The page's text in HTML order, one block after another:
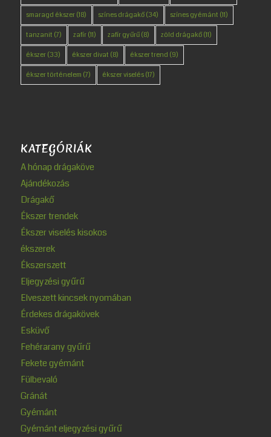
smaragd ékszer(18) színes drágakő(34) színes gyémánt (11)
tanzanit (7) zafír(11) zafír gyűrű(8) zöld drágakő(11)
ékszer(33) ékszer divat (8) ékszer trend (9)
ékszer történelem (7) ékszer viselés(17)
KATEGÓRIÁK
A hónap drágaköve
Ajándékozás
Drágakő
Ékszer trendek
Ékszer viselés kisokos
ékszerek
Ékszerszett
Eljegyzési gyűrű
Elveszett kincsek nyomában
Érdekes drágakövek
Esküvő
Fehérarany gyűrű
Fekete gyémánt
Fülbevaló
Gránát
Gyémánt
Gyémánt eljegyzési gyűrű